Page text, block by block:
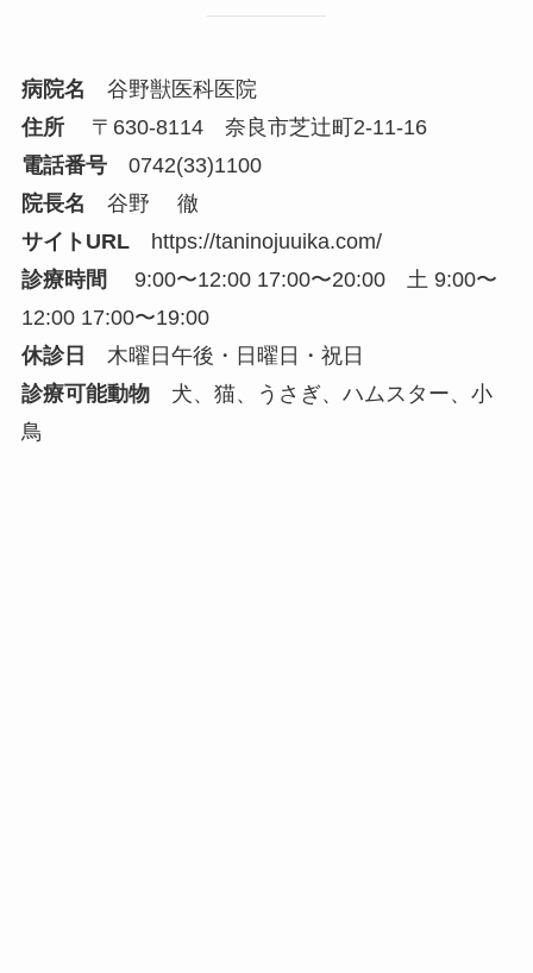
病院名 谷野獣医科医院
住所〒630-8114 奈良市芝辻町2-11-16
電話番号0742(33)1100
院長名 谷野 徹
サイトURL
https://taninojuuika.com/
診療時間 9:00〜12:00 17:00〜20:00 土 9:00〜
12:00 17:00〜19:00
休診日
木曜日午後・日曜日・祝日
診療可能動物犬、猫、うさぎ、ハムスター、小
鳥